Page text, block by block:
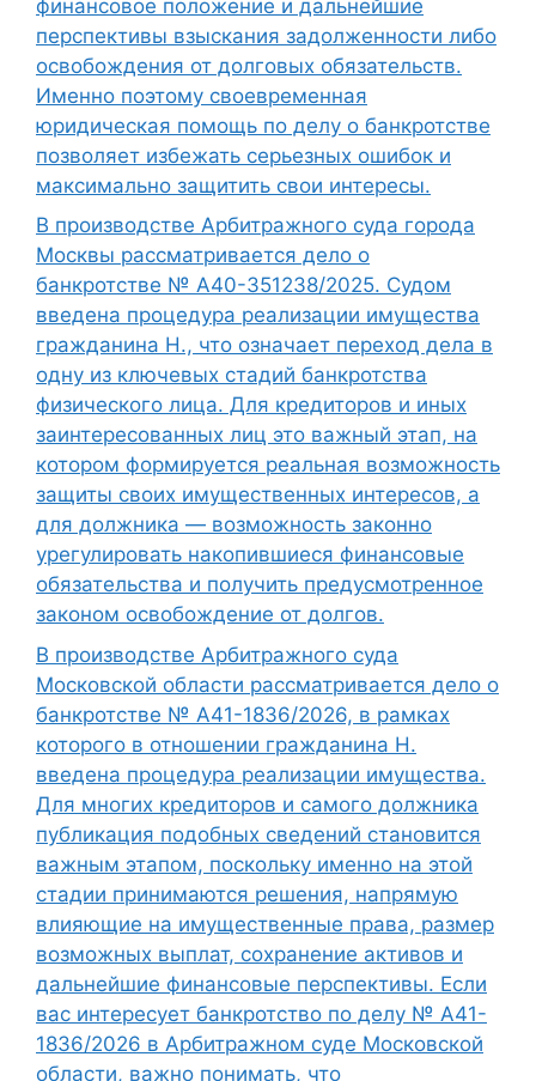
финансовое положение и дальнейшие
перспективы взыскания задолженности либо
освобождения от долговых обязательств.
Именно поэтому своевременная
юридическая помощь по делу о банкротстве
позволяет избежать серьезных ошибок и
максимально защитить свои интересы.
В производстве Арбитражного суда города
Москвы рассматривается дело о
банкротстве № А40-351238/2025. Судом
введена процедура реализации имущества
гражданина Н., что означает переход дела в
одну из ключевых стадий банкротства
физического лица. Для кредиторов и иных
заинтересованных лиц это важный этап, на
котором формируется реальная возможность
защиты своих имущественных интересов, а
для должника — возможность законно
урегулировать накопившиеся финансовые
обязательства и получить предусмотренное
законом освобождение от долгов.
В производстве Арбитражного суда
Московской области рассматривается дело о
банкротстве № А41-1836/2026, в рамках
которого в отношении гражданина Н.
введена процедура реализации имущества.
Для многих кредиторов и самого должника
публикация подобных сведений становится
важным этапом, поскольку именно на этой
стадии принимаются решения, напрямую
влияющие на имущественные права, размер
возможных выплат, сохранение активов и
дальнейшие финансовые перспективы. Если
вас интересует банкротство по делу № А41-
1836/2026 в Арбитражном суде Московской
области, важно понимать, что